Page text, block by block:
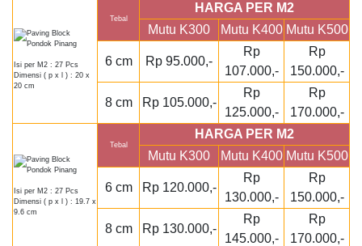
Isi per M2 : 27 Pcs
Dimensi ( p x l ) : 20 x
20 cm
Tebal
HARGA PER M2
Mutu K300
Mutu K400 Mutu K500
6 cm Rp 95.000,-
Rp
107.000,-
Rp
150.000,-
8 cm Rp 105.000,-
Rp
125.000,-
Rp
170.000,-
Isi per M2 : 27 Pcs
Dimensi ( p x l ) : 19.7 x
9.6 cm
Tebal
HARGA PER M2
Mutu K300
Mutu K400 Mutu K500
6 cm Rp 120.000,-
Rp
130.000,-
Rp
150.000,-
8 cm Rp 130.000,-
Rp
145.000,-
Rp
170.000,-